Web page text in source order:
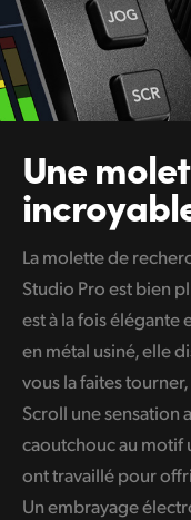
Une
La molette de
Studio Pro est bien
est à la fois élégante
en métal usiné, elle
vous la faites
Scroll une sensation
caoutchouc au motif
ont travaillé pour
Un embrayage